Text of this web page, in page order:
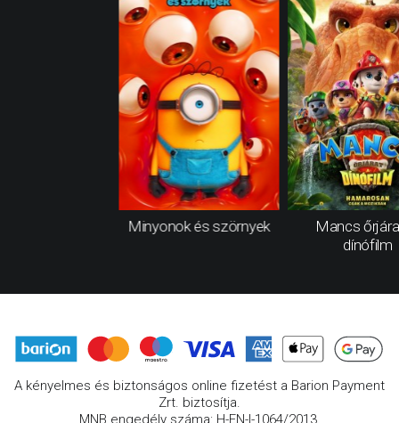
Minyonok és szörnyek
Mancs
dínófilm
A kényelmes és biztonságos online fizetést a Barion Payment
Zrt. biztosítja.
MNB engedély száma: H-EN-I-1064/2013.